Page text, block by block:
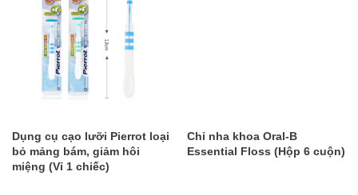
Dụng cụ cạo lưỡi Pierrot loại
bỏ mảng bám, giảm hôi
miệng (Vỉ 1 chiếc)
Chỉ nha khoa Oral-B
Essential Floss (Hộp 6 cuộn)